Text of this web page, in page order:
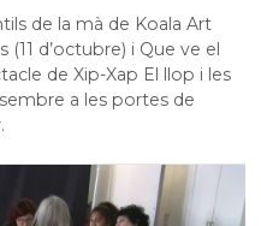
de la mà de Koala Art
d’octubre) i Que ve el
de Xip-Xap El llop i les
a les portes de